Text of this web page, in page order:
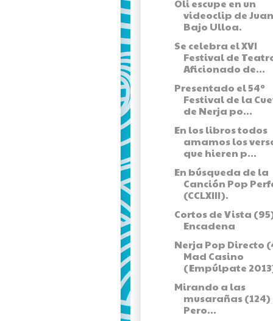
Oli escupe en un
videoclip de
Bajo Ulloa.
Se celebra el XVI
Festival de
Aficionado de...
Presentado el 54º
Festival de la
de Nerja po...
En los libros todos
amamos los
que hieren p...
En búsqueda de la
Canción Pop
(CCLXIII).
Cortos de Vista
Encadena
Nerja Pop Directo
Mad Casino
(Empúlpate
Mirando a las
musarañas (124)
Pero...